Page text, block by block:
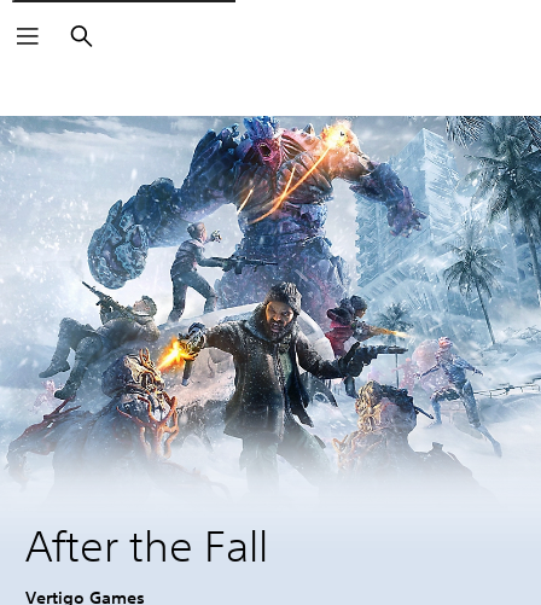
Buscar
After the Fall
Vertigo Games